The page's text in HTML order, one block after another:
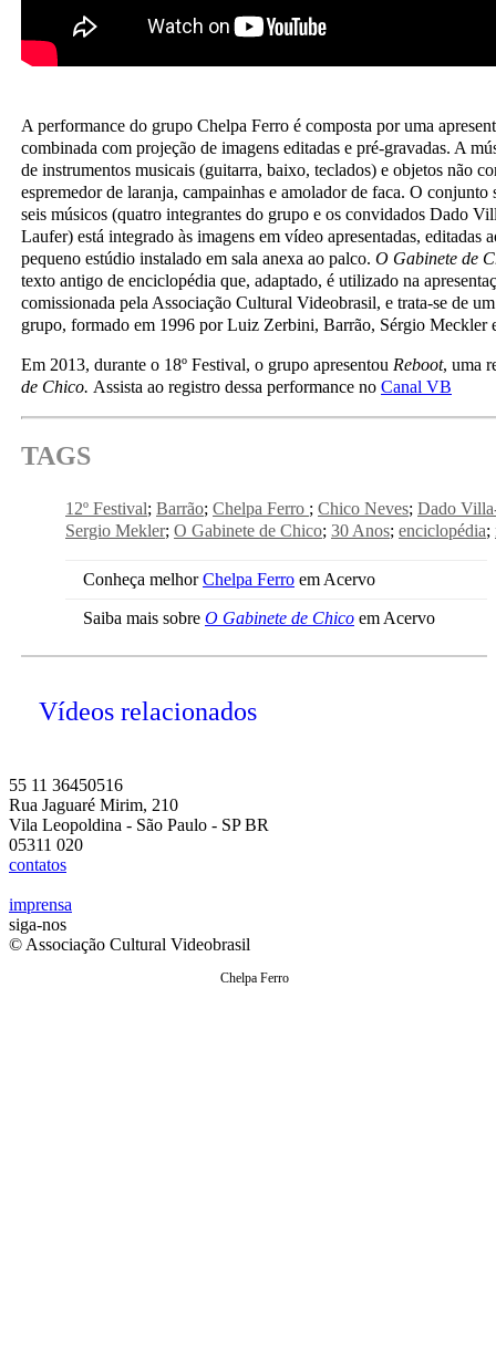
Chelpa Ferro
A performance do grupo Chelpa Ferro é composta por uma
combinada com projeção de imagens editadas e pré-gravadas. A
de instrumentos musicais (guitarra, baixo, teclados) e objetos não
espremedor de laranja, campainhas e amolador de faca. O
seis músicos (quatro integrantes do grupo e os convidados Dado
Laufer) está integrado às imagens em vídeo apresentadas, editadas
pequeno estúdio instalado em sala anexa ao palco. O Gabinete de
texto antigo de enciclopédia que, adaptado, é utilizado na
comissionada pela Associação Cultural Videobrasil, e trata-se de
grupo, formado em 1996 por Luiz Zerbini, Barrão, Sérgio Meckler
Em 2013, durante o 18º Festival, o grupo apresentou Reboot, uma
de Chico. Assista ao registro dessa performance no Canal VB
TAGS
12º Festival Barrão Chelpa Ferro Chico Neves Dado
Sergio Mekler O Gabinete de Chico 30 Anos enciclopédia
Conheça melhorChelpa Ferro em Acervo
Saiba mais sobre O Gabinete de Chico em Acervo
Vídeos relacionados
55 11 36450516
Rua Jaguaré Mirim, 210
Vila Leopoldina - São Paulo - SP BR
05311 020
contatos
imprensa
siga-nos
© Associação Cultural Videobrasil